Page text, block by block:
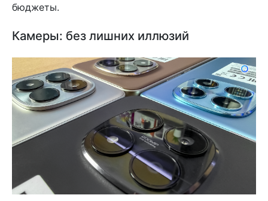
бюджеты.
Камеры: без лишних иллюзий